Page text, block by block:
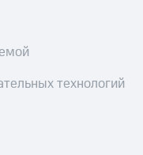
технологий